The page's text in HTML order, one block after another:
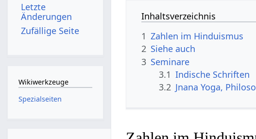
Inhaltsverzeichnis
1 Zahlen im Hinduismus
2 Siehe auch
3 Seminare
3.1 Indische Schriften
3.2 Jnana Yoga,
Letzte
Änderungen
Zufällige Seite
Wikiwerkzeuge
Spezialseiten